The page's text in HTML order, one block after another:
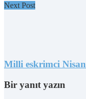
Next Post
Milli eskrimci
Bir yanıt yazın